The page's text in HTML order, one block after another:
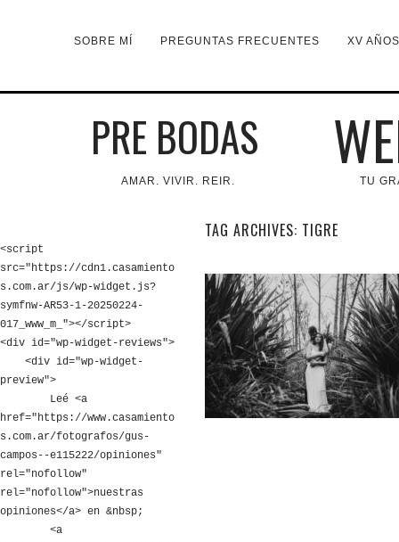
SOBRE MÍ PREGUNTAS FRECUENTES XV
PRE BODAS
AMAR. VIVIR. REIR. TU
<script
src="https://cdn1.casamiento
s.com.ar/js/wp-widget.js?
symfnw-AR53-1-20250224-
017_www_m_"></script>
<div id="wp-widget-reviews">
preview">
href="https://www.casamiento
s.com.ar/fotografos/gus-
campos--e115222/opiniones"
rel="nofollow"
rel="nofollow">nuestras
opiniones</a> en &nbsp;
TAG ARCHIVES: TIGRE